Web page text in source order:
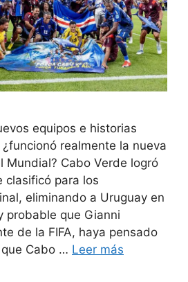
equipos e historias
realmente la nueva
Mundial? Cabo Verde logró
clasificó para los
eliminando a Uruguay en
probable que Gianni
de la FIFA, haya pensado
que Cabo … Leer más